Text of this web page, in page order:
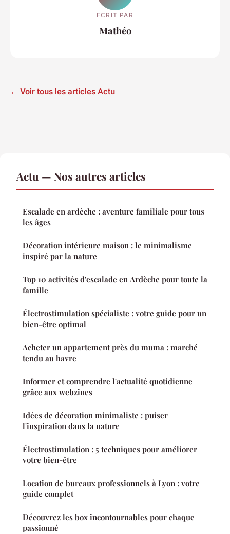
ECRIT PAR
Mathéo
← Voir tous les articles Actu
Actu — Nos autres articles
Escalade en ardèche : aventure familiale pour tous
les âges
Décoration intérieure maison : le minimalisme
inspiré par la nature
Top 10 activités d'escalade en Ardèche pour toute la
famille
Électrostimulation spécialiste : votre guide pour un
bien-être optimal
Acheter un appartement près du muma : marché
tendu au havre
Informer et comprendre l'actualité quotidienne
grâce aux webzines
Idées de décoration minimaliste : puiser
l'inspiration dans la nature
Électrostimulation : 5 techniques pour améliorer
votre bien-être
Location de bureaux professionnels à Lyon : votre
guide complet
Découvrez les box incontournables pour chaque
passionné